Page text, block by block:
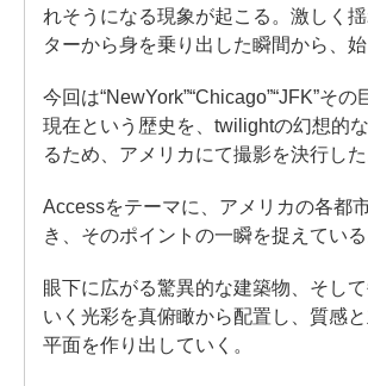
れそうになる現象が起こる。激しく
ターから身を乗り出した瞬間から、始
今回は“NewYork”“Chicago”“JFK”そ
現在という歴史を、twilightの幻想的
るため、アメリカにて撮影を決行した
Accessをテーマに、アメリカの各都
き、そのポイントの一瞬を捉えている
眼下に広がる驚異的な建築物、そし
いく光彩を真俯瞰から配置し、質感
平面を作り出していく。